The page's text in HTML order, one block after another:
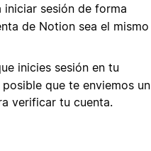
iniciar sesión de forma
de Notion sea el mismo
inicies sesión en tu
que te enviemos un
verificar tu cuenta.